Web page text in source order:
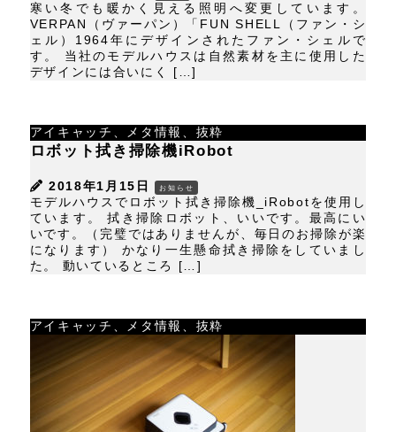
寒い冬でも暖かく見える照明へ変更しています。
VERPAN（ヴァーパン）「FUN SHELL（ファン・シ
ェル）1964年にデザインされたファン・シェルで
す。 当社のモデルハウスは自然素材を主に使用した
デザインには合いにく […]
アイキャッチ、メタ情報、抜粋
ロボット拭き掃除機iRobot
2018年1月15日 お知らせ
モデルハウスでロボット拭き掃除機_iRobotを使用し
ています。 拭き掃除ロボット、いいです。最高にい
いです。（完璧ではありませんが、毎日のお掃除が楽
になります） かなり一生懸命拭き掃除をしていまし
た。 動いているところ […]
アイキャッチ、メタ情報、抜粋